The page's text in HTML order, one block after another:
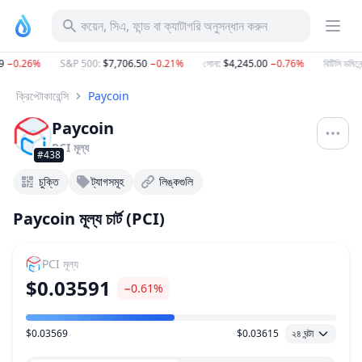
কয়েন, সিএ, ফান্ড বা ক্যাটাগরি অনুসন্ধান করুন
−0.26% S&P 500:$7,706.50−0.21% সোনা:$4,245.00−0.76% বিটিসি ডমিনেন্স
ক্রিপ্টোকারেন্সি Paycoin
#438
Paycoin
PCI মূল্য
চুক্তি ট্যাগসমূহ লিঙ্কগুলি
Paycoin মূল্য চার্ট (PCI)
PCI মূল্য
$0.03591 −0.61%
মূল্য পরিসীমা
$0.03569 $0.03615 ২৪ ঘন্টা